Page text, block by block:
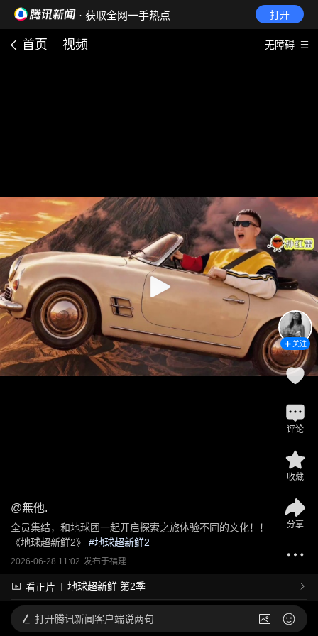
· 获取全网一手热点 打开
首页 视频 无障碍
@無他.
全员集结，和地球团一起开启探索之旅体验不同的文化！！
《地球超新鲜2》
#地球超新鲜2
2026-06-28 11:02 发布于福建
看正片 地球超新鲜 第2季
关注
评论
收藏
分享
打开腾讯新闻客户端说两句